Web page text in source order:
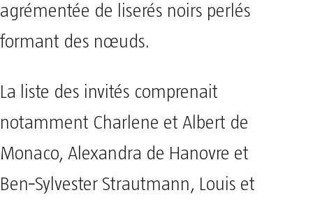
agrémentée de liserés noirs perlés
formant des nœuds.
La liste des invités comprenait
notamment Charlene et Albert de
Monaco, Alexandra de Hanovre et
Ben‑Sylvester Strautmann, Louis et